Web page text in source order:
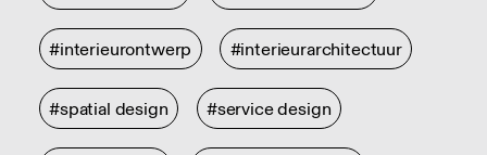
#interieurontwerp #interieurarchitectuur
#spatial design #service design